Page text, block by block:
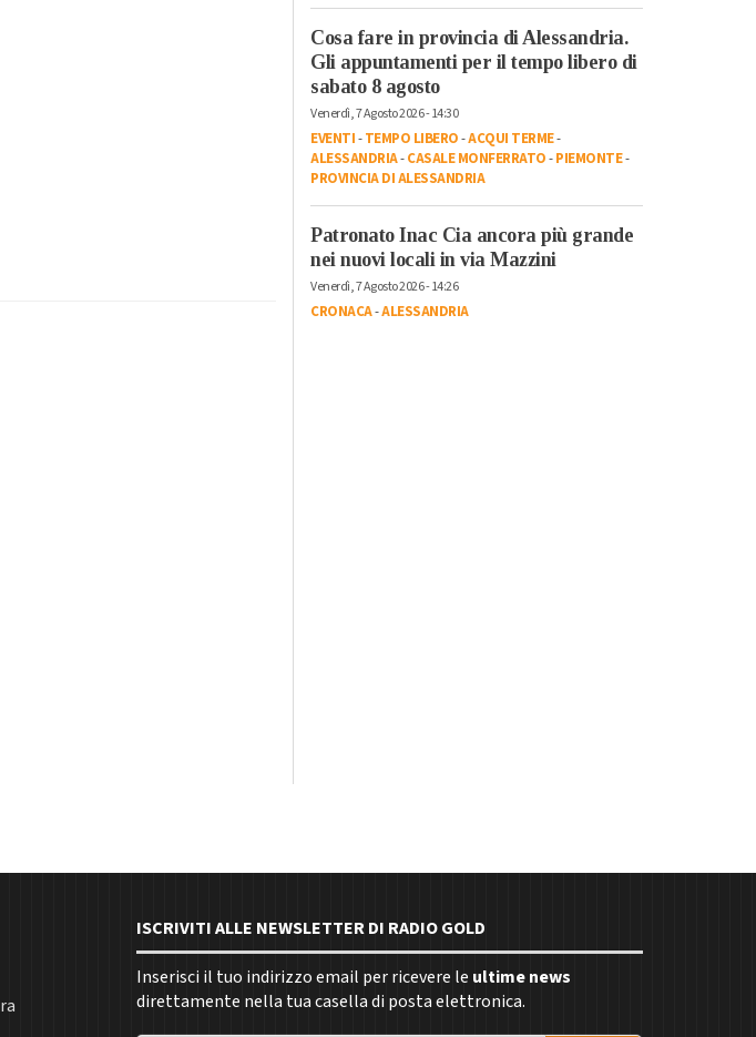
Cosa fare in provincia di Alessandria.
Gli appuntamenti per il tempo libero di
sabato 8 agosto
Venerdì, 7 Agosto 2026 - 14:30
EVENTI-TEMPO LIBERO-ACQUI TERME-
ALESSANDRIA-CASALE MONFERRATO-PIEMONTE-
PROVINCIA DI ALESSANDRIA
Patronato Inac Cia ancora più grande
nei nuovi locali in via Mazzini
Venerdì, 7 Agosto 2026 - 14:26
CRONACA-ALESSANDRIA
ISCRIVITI ALLE NEWSLETTER DI RADIO GOLD
Inserisci il tuo indirizzo email per ricevere le ultime news
direttamente nella tua casella di posta elettronica.